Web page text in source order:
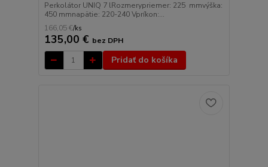
Perkolátor UNIQ 7 lRozmerypriemer: 225 mmvýška:
450 mmnapätie: 220-240 Vpríkon:...
166,05 €/ks
135,00 € bez DPH
Pridať do košíka